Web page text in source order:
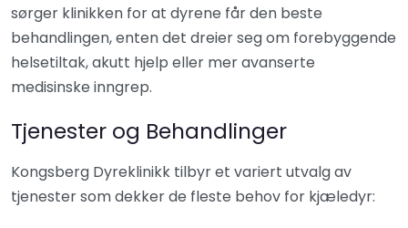
sørger klinikken for at dyrene får den beste
behandlingen, enten det dreier seg om forebyggende
helsetiltak, akutt hjelp eller mer avanserte
medisinske inngrep.
Tjenester og Behandlinger
Kongsberg Dyreklinikk tilbyr et variert utvalg av
tjenester som dekker de fleste behov for kjæledyr: